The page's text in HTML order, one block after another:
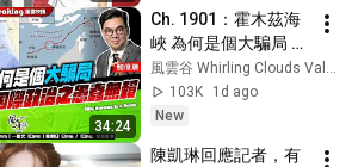
34:24
Ch. 1901：霍木茲海
峽 為何是個大騙局 兩
張地圖 見國際政治之
愚蠢無賴｜風雲快訊
｜2026/08/05
103K
1d ago
New
陳凱琳回應記者，有